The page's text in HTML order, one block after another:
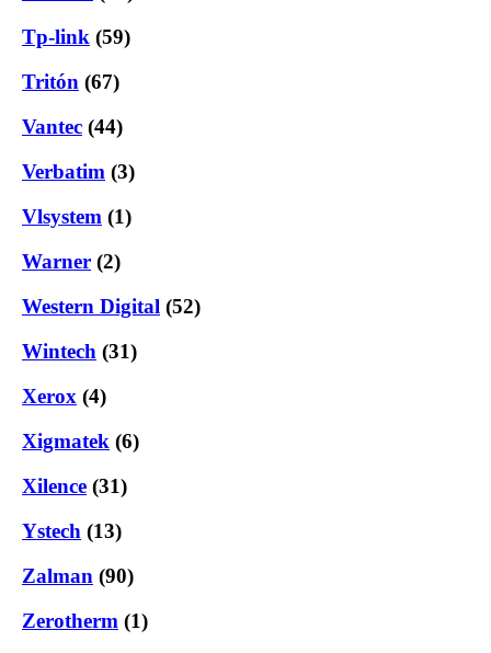
Tp-link (59)
Tritón (67)
Vantec (44)
Verbatim (3)
Vlsystem (1)
Warner (2)
Western Digital (52)
Wintech (31)
Xerox (4)
Xigmatek (6)
Xilence (31)
Ystech (13)
Zalman (90)
Zerotherm (1)